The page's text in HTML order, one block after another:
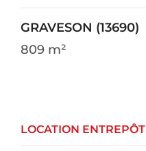
GRAVESON (13690)
809 m²
LOCATION